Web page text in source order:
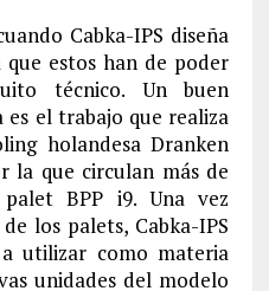
Cabka-IPS diseña
estos han de poder
técnico. Un buen
el trabajo que realiza
holandesa Dranken
la que circulan más de
BPP i9. Una vez
los palets, Cabka-IPS
utilizar como materia
unidades del modelo